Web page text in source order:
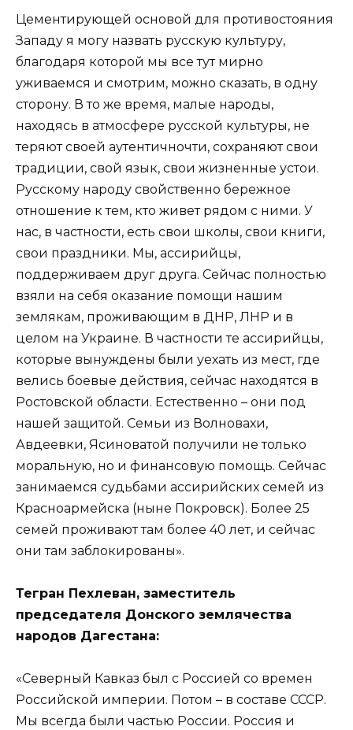
Цементирующей основой для противостояния
Западу я могу назвать русскую культуру,
благодаря которой мы все тут мирно
уживаемся и смотрим, можно сказать, в одну
сторону. В то же время, малые народы,
находясь в атмосфере русской культуры, не
теряют своей аутентичночти, сохраняют свои
традиции, свой язык, свои жизненные устои.
Русскому народу свойственно бережное
отношение к тем, кто живет рядом с ними. У
нас, в частности, есть свои школы, свои книги,
свои праздники. Мы, ассирийцы,
поддерживаем друг друга. Сейчас полностью
взяли на себя оказание помощи нашим
землякам, проживающим в ДНР, ЛНР и в
целом на Украине. В частности те ассирийцы,
которые вынуждены были уехать из мест, где
велись боевые действия, сейчас находятся в
Ростовской области. Естественно – они под
нашей защитой. Семьи из Волновахи,
Авдеевки, Ясиноватой получили не только
моральную, но и финансовую помощь. Сейчас
занимаемся судьбами ассирийских семей из
Красноармейска (ныне Покровск). Более 25
семей проживают там более 40 лет, и сейчас
они там заблокированы».
Тегран Пехлеван, заместитель
председателя Донского землячества
народов Дагестана:
«Северный Кавказ был с Россией со времен
Российской империи. Потом – в составе СССР.
Мы всегда были частью России. Россия и